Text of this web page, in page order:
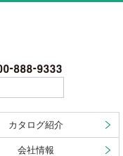
カタログ紹介
会社情報